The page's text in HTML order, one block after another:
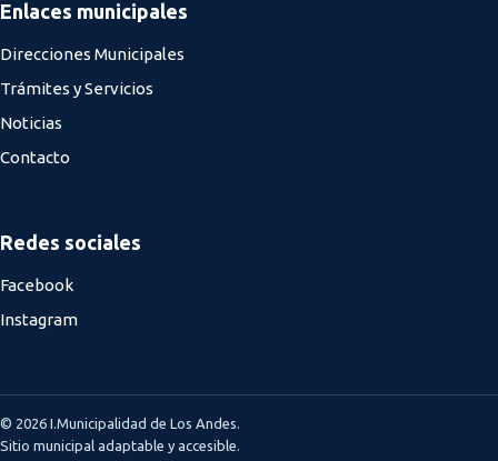
Enlaces municipales
Direcciones Municipales
Trámites y Servicios
Noticias
Contacto
Redes sociales
Facebook
Instagram
© 2026 I.Municipalidad de Los Andes.
Sitio municipal adaptable y accesible.